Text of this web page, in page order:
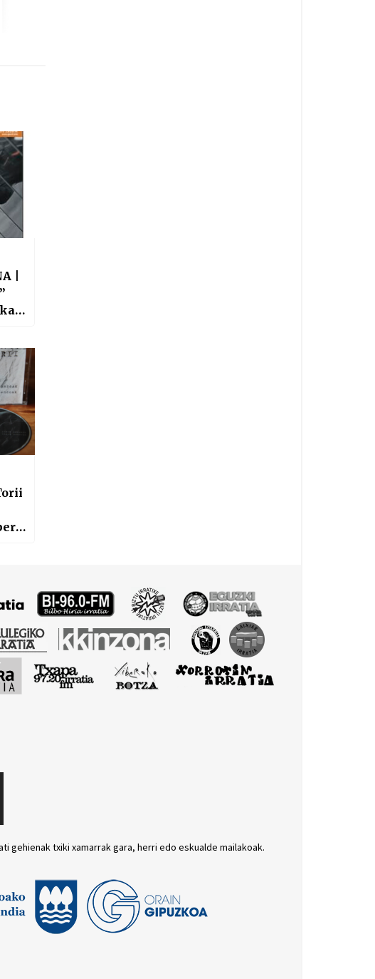
|
gehienak txiki xamarrak gara, herri edo eskualde mailakoak.